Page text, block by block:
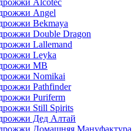
Alcotec
Angel
Bekmaya
Double Dragon
Lallemand
Leyka
MB
Nomikai
Pathfinder
Puriferm
Still Spirits
Дед Алтай
Домашняя Мануфактура